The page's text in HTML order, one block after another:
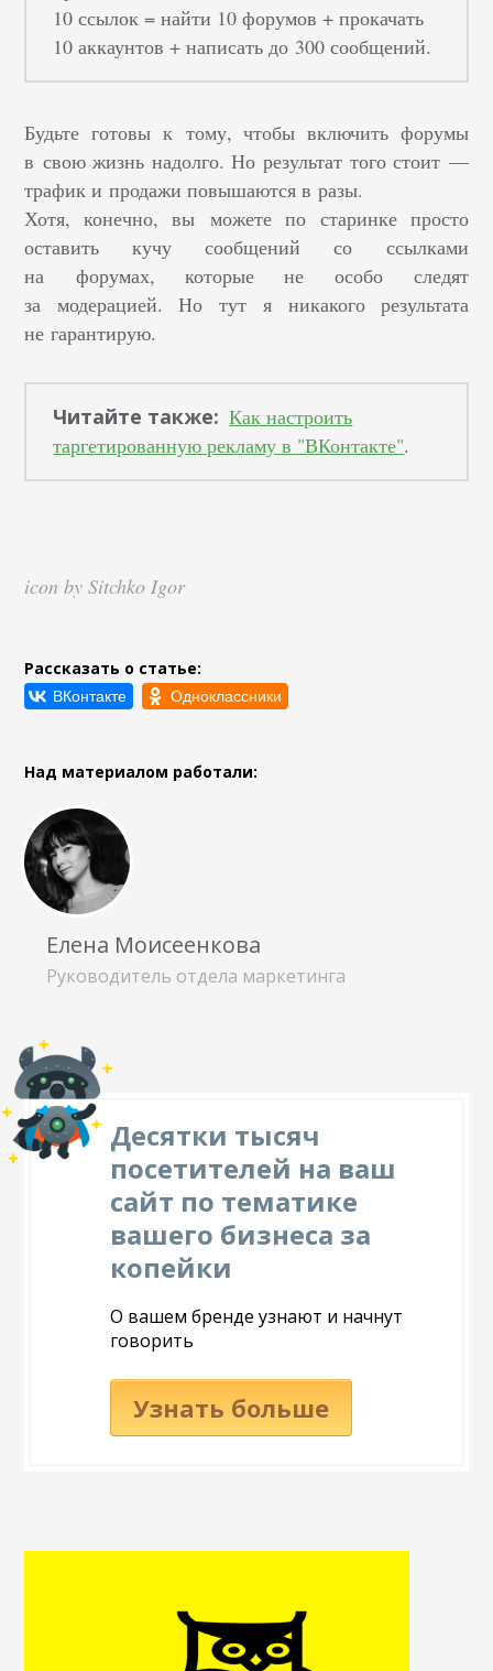
10 ссылок = найти 10 форумов + прокачать
10 аккаунтов + написать до 300 сообщений.
Будьте готовы к тому, чтобы включить форумы
в свою жизнь надолго. Но результат того стоит —
трафик и продажи повышаются в разы.
Хотя, конечно, вы можете по старинке просто
оставить кучу сообщений со ссылками
на форумах, которые не особо следят
за модерацией. Но тут я никакого результата
не гарантирую.
Читайте также: Как настроить
таргетированную рекламу в "ВКонтакте".
icon by Sitchko Igor
Рассказать о статье:
Над материалом работали:
Елена Моисеенкова
Руководитель отдела маркетинга
Десятки тысяч
посетителей на ваш
сайт по тематике
вашего бизнеса за
копейки
О вашем бренде узнают и начнут
говорить
Узнать больше